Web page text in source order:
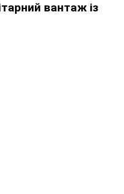
вантаж із